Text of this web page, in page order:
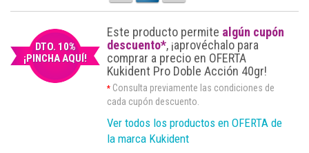
DTO. 10%
¡PINCHA AQUÍ!
Este producto permite algún cupón
descuento*, ¡aprovéchalo para
comprar a precio en OFERTA
Kukident Pro Doble Acción 40gr!
* Consulta previamente las condiciones de
cada cupón descuento.
Ver todos los productos en OFERTA de
la marca Kukident